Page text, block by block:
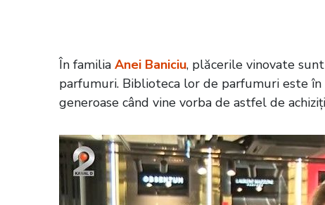
În familia Anei Baniciu, plăcerile vinovate
parfumuri. Biblioteca lor de parfumuri este
generoase când vine vorba de astfel de